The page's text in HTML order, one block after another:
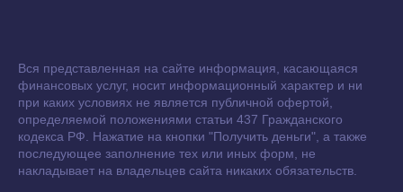
Вся представленная на сайте информация, касающаяся
финансовых услуг, носит информационный характер и ни
при каких условиях не является публичной офертой,
определяемой положениями статьи 437 Гражданского
кодекса РФ. Нажатие на кнопки "Получить деньги", а также
последующее заполнение тех или иных форм, не
накладывает на владельцев сайта никаких обязательств.